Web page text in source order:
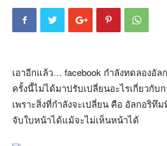
เอาอีกแล้ว… facebook กำลังทดลองอั
ครั้งนี้ไม่ได้มาปรับเปลี่ยนอะไรเกี่ยวกับ
เพราะสิ่งที่กำลังจะเปลี่ยน คือ อัลกอริทึ
จับใบหน้าได้แม้จะไม่เห็นหน้าได้